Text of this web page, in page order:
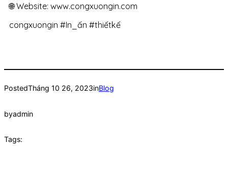
🌐 Website: www.congxuongin.com
congxuongin #In_ấn #thiếtkế
PostedTháng 10 26, 2023inBlog
byadmin
Tags: